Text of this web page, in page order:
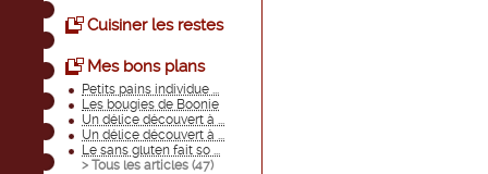
Cuisiner les restes
Mes bons plans
Petits pains individue ...
Les bougies de Boonie
Un délice découvert à ...
Un délice découvert à ...
Le sans gluten fait so ...
> Tous les articles (47)